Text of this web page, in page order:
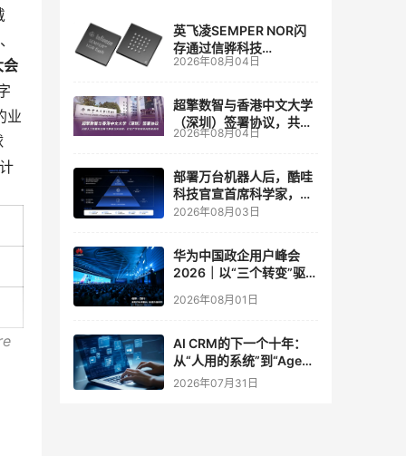
会
业
英飞凌SEMPER NOR闪
存通过信骅科技
AST2700 BMC认证，全
管理
2026年08月04日
超擎数智与香港中文大学
（深圳）签署协议，共建
人工智能和边缘计算联合
2026年08月04日
部署万台机器人后，酷哇
科技官宣首席科学家，要
让世界模型交付生产力
2026年08月03日
华为中国政企用户峰会
2026｜以“三个转变”驱动
2026年08月01日
AI CRM的下一个十年：
从“人用的系统”到“Agent
调用的底座”
2026年07月31日